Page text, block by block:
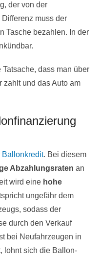
der von der
muss der
Tasche bezahlen. In der
dass man über
zahlt und das Auto am
Ballonkredit. Bei diesem
Abzahlungsraten an
wird eine hohe
ungefähr dem
sodass der
durch den Verkauf
bei Neufahrzeugen in
lohnt sich die Ballon-